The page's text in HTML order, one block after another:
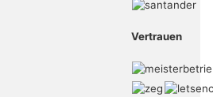
Vertrauen